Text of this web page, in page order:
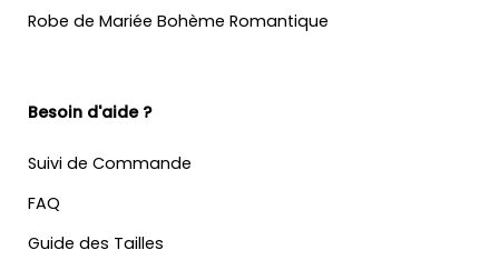
Robe de Mariée Bohème Romantique
Besoin d'aide ?
Suivi de Commande
FAQ
Guide des Tailles